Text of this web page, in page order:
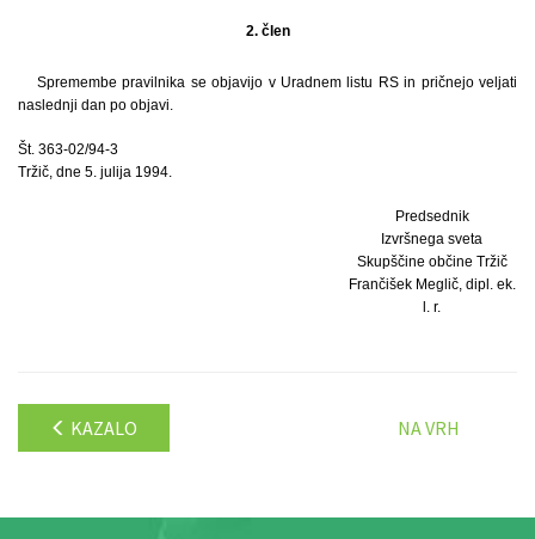
2. člen
Spremembe pravilnika se objavijo v Uradnem listu RS in pričnejo veljati
naslednji dan po objavi.
Št. 363-02/94-3
Tržič, dne 5. julija 1994.
Predsednik
Izvršnega sveta
Skupščine občine Tržič
Frančišek Meglič, dipl. ek.
l. r.
KAZALO NA VRH